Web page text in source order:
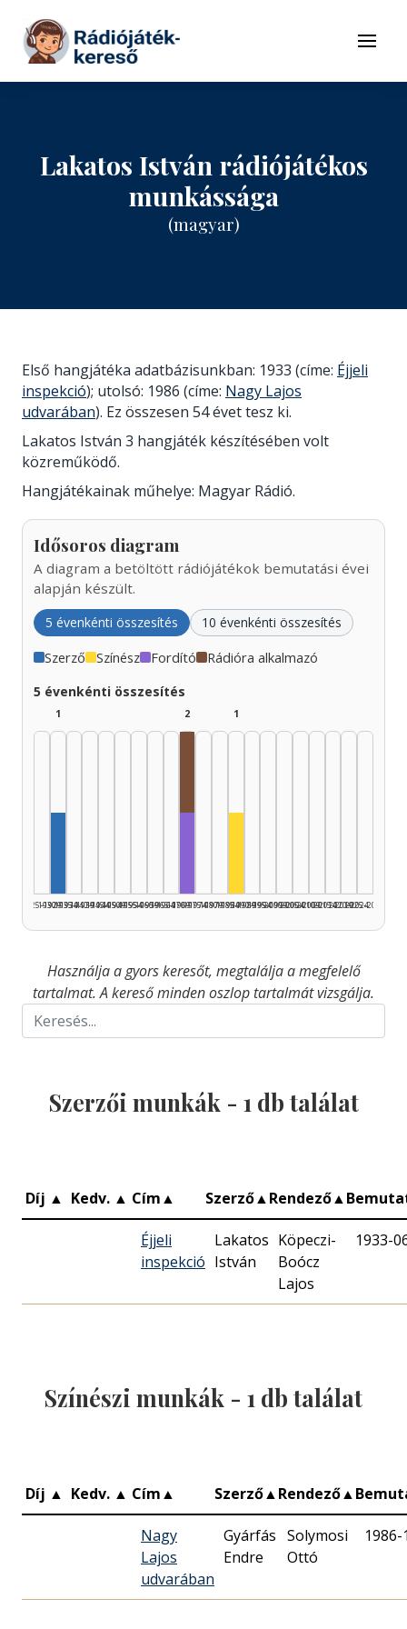
Tovább a tartalomhoz
Menü
Lakatos István rádiójátékos
munkássága
(magyar)
Első hangjátéka adatbázisunkban: 1933 (címe: Éjjeli
inspekció); utolsó: 1986 (címe: Nagy Lajos
udvarában). Ez összesen 54 évet tesz ki.
Lakatos István 3 hangjáték készítésében volt
közreműködő.
Hangjátékainak műhelye: Magyar Rádió.
Idősoros diagram
A diagram a betöltött rádiójátékok bemutatási évei
alapján készült.
5 évenkénti összesítés 10 évenkénti összesítés
Szerző Színész Fordító Rádióra alkalmazó
5 évenkénti összesítés
1925–1929
1
1930–1934
1935–1939
1940–1944
1945–1949
1950–1954
1955–1959
1960–1964
1965–1969
2
1970–1974
1975–1979
1980–1984
1
1985–1989
1990–1994
1995–1999
2000–2004
2005–2009
2010–2014
2015–2019
2020–2024
2025–2026
Használja a gyors keresőt, megtalálja a megfelelő
tartalmat. A kereső minden oszlop tartalmát vizsgálja.
Szerzői munkák - 1 db találat
Díj ▲ Kedv. ▲ Cím▲ Szerző▲Rendező▲
Éjjeli
inspekció
Lakatos
István
Köpeczi-
Boócz
Lajos
1933-
Színészi munkák - 1 db találat
Díj ▲ Kedv. ▲ Cím▲ Szerző▲Rendező▲
Nagy
Lajos
udvarában
Gyárfás
Endre
Solymosi
Ottó